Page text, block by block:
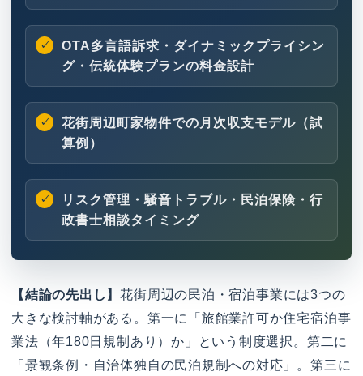
OTA多言語訴求・ダイナミックプライシン
グ・伝統体験プランの料金設計
花街周辺町家物件での月次収支モデル（試
算例）
リスク管理・騒音トラブル・民泊保険・行
政書士相談タイミング
【結論の先出し】花街周辺の民泊・宿泊事業には3つの
大きな検討軸がある。第一に「旅館業許可か住宅宿泊事
業法（年180日規制あり）か」という制度選択。第二に
「景観条例・自治体独自の民泊規制への対応」。第三に